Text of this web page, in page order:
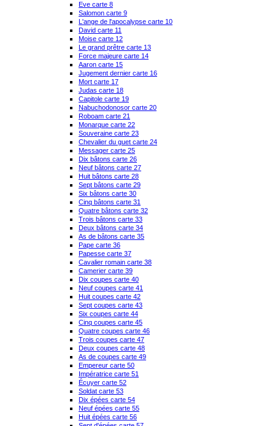
Eve carte 8
Salomon carte 9
L'ange de l'apocalypse carte 10
David carte 11
Moise carte 12
Le grand prêtre carte 13
Force majeure carte 14
Aaron carte 15
Jugement dernier carte 16
Mort carte 17
Judas carte 18
Capitole carte 19
Nabuchodonosor carte 20
Roboam carte 21
Monarque carte 22
Souveraine carte 23
Chevalier du guet carte 24
Messager carte 25
Dix bâtons carte 26
Neuf bâtons carte 27
Huit bâtons carte 28
Sept bâtons carte 29
Six bâtons carte 30
Cinq bâtons carte 31
Quatre bâtons carte 32
Trois bâtons carte 33
Deux bâtons carte 34
As de bâtons carte 35
Pape carte 36
Papesse carte 37
Cavalier romain carte 38
Camerier carte 39
Dix coupes carte 40
Neuf coupes carte 41
Huit coupes carte 42
Sept coupes carte 43
Six coupes carte 44
Cinq coupes carte 45
Quatre coupes carte 46
Trois coupes carte 47
Deux coupes carte 48
As de coupes carte 49
Empereur carte 50
Impératrice carte 51
Écuyer carte 52
Soldat carte 53
Dix épées carte 54
Neuf épées carte 55
Huit épées carte 56